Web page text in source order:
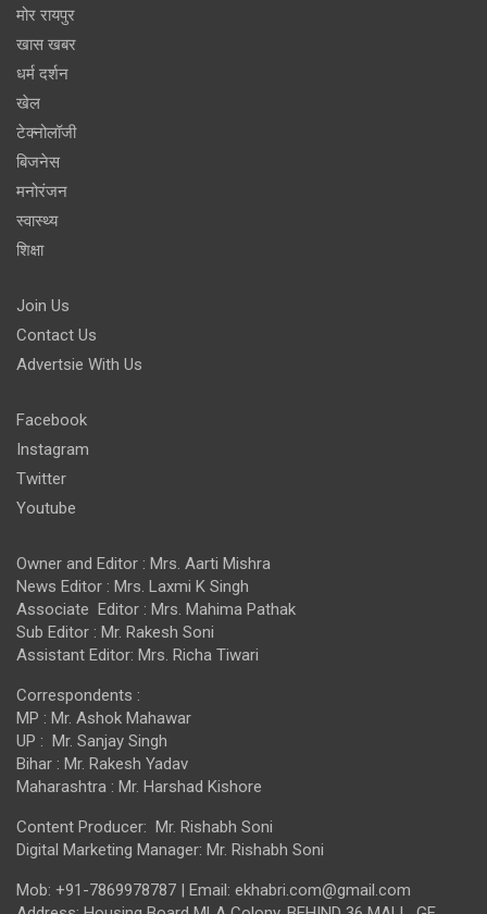
मोर रायपुर
खास खबर
धर्म दर्शन
खेल
टेक्नोलॉजी
बिजनेस
मनोरंजन
स्वास्थ्य
शिक्षा
Join Us
Contact Us
Advertsie With Us
Facebook
Instagram
Twitter
Youtube
Owner and Editor : Mrs. Aarti Mishra
News Editor : Mrs. Laxmi K Singh
Associate Editor : Mrs. Mahima Pathak
Sub Editor : Mr. Rakesh Soni
Assistant Editor: Mrs. Richa Tiwari
Correspondents :
MP : Mr. Ashok Mahawar
UP : Mr. Sanjay Singh
Bihar : Mr. Rakesh Yadav
Maharashtra : Mr. Harshad Kishore
Content Producer: Mr. Rishabh Soni
Digital Marketing Manager: Mr. Rishabh Soni
Mob: +91-7869978787 | Email: ekhabri.com@gmail.com